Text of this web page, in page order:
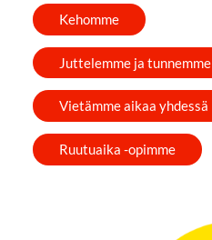
Kehomme
Juttelemme ja tunnemme
Vietämme aikaa yhdessä
Ruutuaika -opimme